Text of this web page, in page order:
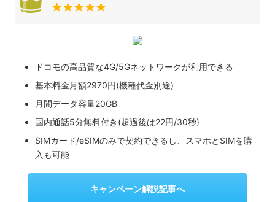
ドコモの高品質な4G/5Gネットワークが利用できる
基本料金月額2970円(機種代金別途)
月間データ容量20GB
国内通話5分無料付き(超過後は22円/30秒)
SIMカード/eSIMのみで契約できるし、スマホとSIMを購
入も可能
キャンペーン解説記事へ